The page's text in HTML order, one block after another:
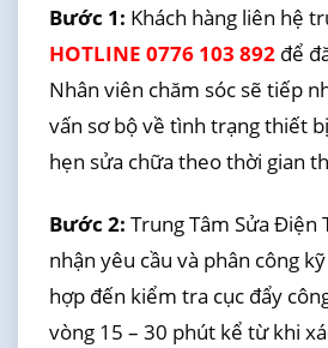
Bước 1: Khách hàng liên hệ
HOTLINE 0776 103 892để
Nhân viên chăm sóc sẽ tiếp
vấn sơ bộ về tình trạng thiết
hẹn sửa chữa theo thời gian
Bước 2: Trung Tâm Sửa Điện
nhận yêu cầu và phân công
hợp đến kiểm tra cục đẩy
vòng 15 – 30 phút kể từ khi